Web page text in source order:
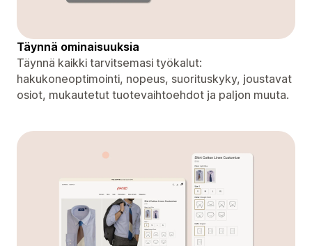
Täynnä ominaisuuksia
Täynnä kaikki tarvitsemasi työkalut:
hakukoneoptimointi, nopeus, suorituskyky, joustavat
osiot, mukautetut tuotevaihtoehdot ja paljon muuta.